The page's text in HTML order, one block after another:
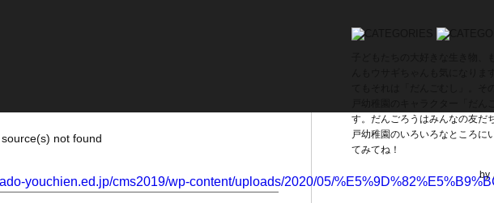
not found
youchien.ed.jp/cms2019/wp-content/uploads/2020/05/
す。だんごろうはみんなの友だ
戸幼稚園のいろいろなところに
てみてね！
by